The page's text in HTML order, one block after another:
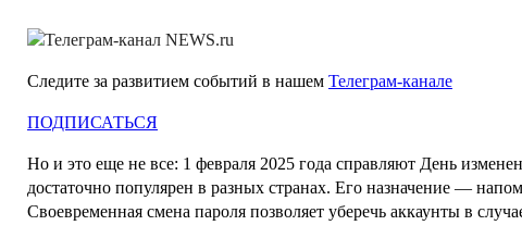
Следите за развитием событий в нашем Телеграм-канале
ПОДПИСАТЬСЯ
Но и это еще не все: 1 февраля 2025 года справляют День
достаточно популярен в разных странах. Его назначение —
Своевременная смена пароля позволяет уберечь аккаунты в